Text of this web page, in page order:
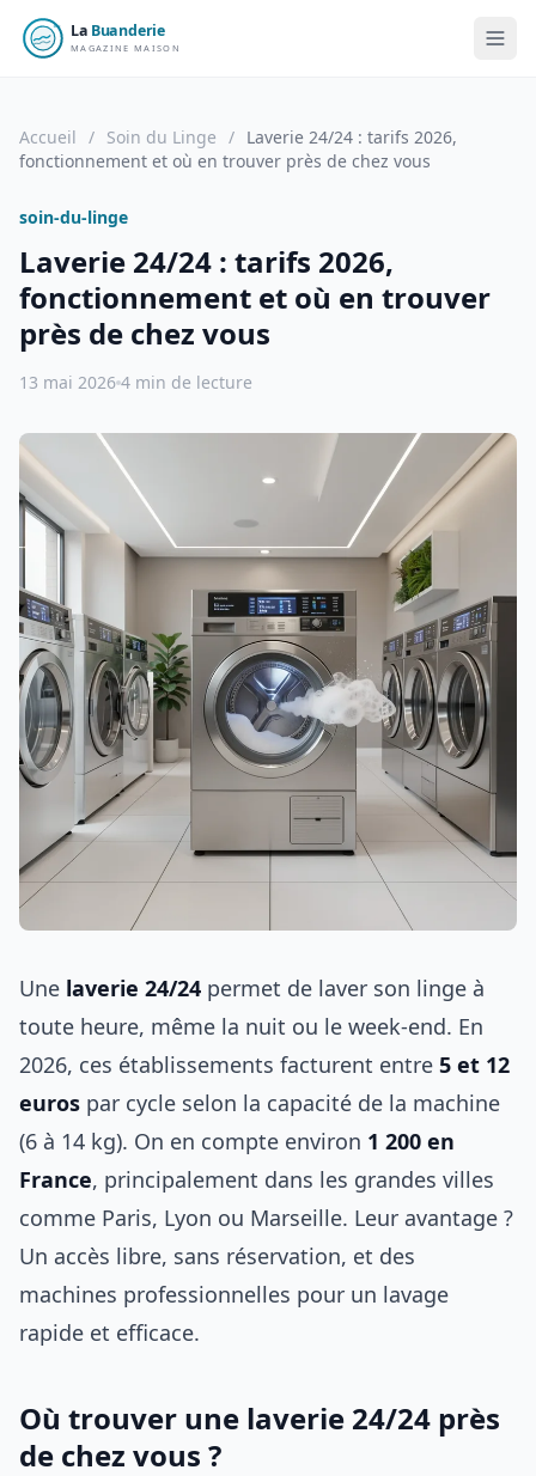
Accueil / Soin du Linge / Laverie 24/24 : tarifs 2026,
fonctionnement et où en trouver près de chez vous
soin-du-linge
Laverie 24/24 : tarifs 2026,
fonctionnement et où en trouver
près de chez vous
13 mai 2026 4 min de lecture
Une laverie 24/24 permet de laver son linge à
toute heure, même la nuit ou le week-end. En
2026, ces établissements facturent entre 5 et 12
euros par cycle selon la capacité de la machine
(6 à 14 kg). On en compte environ 1 200 en
France, principalement dans les grandes villes
comme Paris, Lyon ou Marseille. Leur avantage ?
Un accès libre, sans réservation, et des
machines professionnelles pour un lavage
rapide et efficace.
Où trouver une laverie 24/24 près
de chez vous ?